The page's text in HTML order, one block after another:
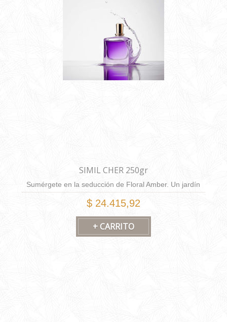
SIMIL CHER 250gr
Sumérgete en la seducción de Floral Amber. Un jardín
de flores con toques herbales que cautivan. El ámbar
gris revela un encanto irresistible, inspirado en Cher.
Elegancia y carisma en una fragancia que despierta
emociones y deja huella. Una experiencia olfativa
inolvidable.
$ 24.415,92